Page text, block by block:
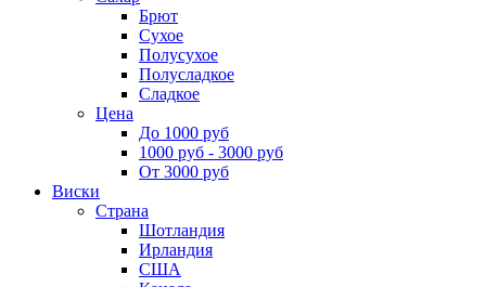
Брют
Сухое
Полусухое
Полусладкое
Сладкое
Цена
До 1000 руб
1000 руб - 3000 руб
От 3000 руб
Виски
Страна
Шотландия
Ирландия
США